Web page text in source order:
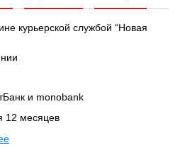
курьерской службой “Новая
выбрать удобный способ
или почтомате Новой Почты
указанному адресу
тот же день после
до 16:00. Если заказ
и monobank
12 месяцев